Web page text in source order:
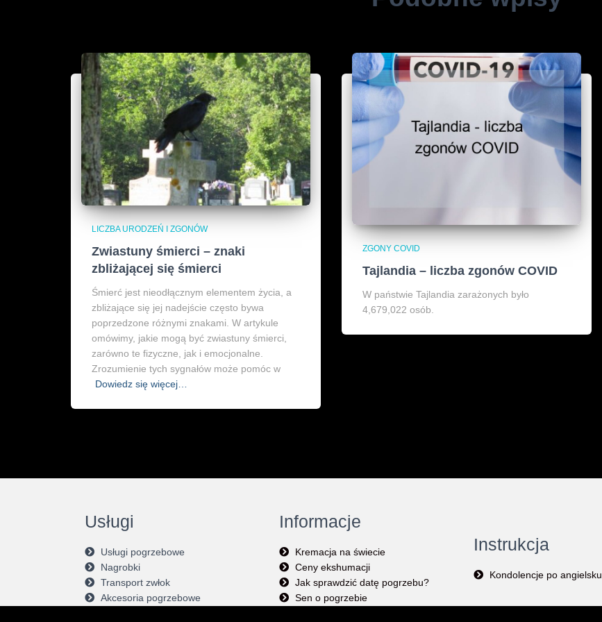
LICZBA URODZEŃ I ZGONÓW
Zwiastuny śmierci – znaki
zbliżającej się śmierci
Śmierć jest nieodłącznym elementem życia, a
zbliżające się jej nadejście często bywa
poprzedzone różnymi znakami. W artykule
omówimy, jakie mogą być zwiastuny śmierci,
zarówno te fizyczne, jak i emocjonalne.
Zrozumienie tych sygnałów może pomóc w
Dowiedz się więcej…
ZGONY COVID
Tajlandia – liczba zgonów COVID
W państwie Tajlandia zarażonych było
4,679,022 osób.
Usługi
Usługi pogrzebowe
Nagrobki
Transport zwłok
Akcesoria pogrzebowe
Informacje
Kremacja na świecie
Ceny ekshumacji
Jak sprawdzić datę pogrzebu?
Sen o pogrzebie
Instrukcja
Kondolencje po angielsku